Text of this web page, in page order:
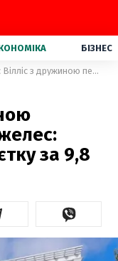
БІЗНЕС
Брюс Вілліс з дружиною переїхали у Лос-Анджелес: фото розкішного маєтку за 9,8 мільйона доларів
за 9,8